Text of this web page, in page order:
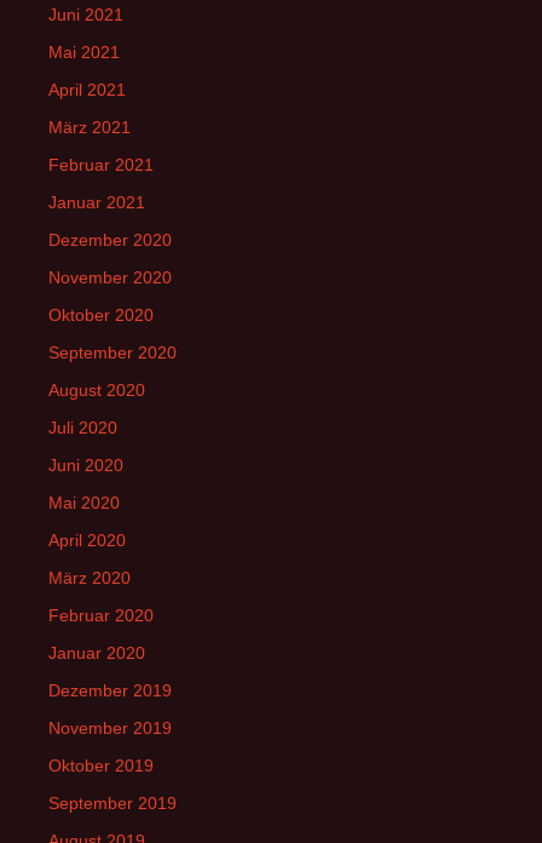
Juni 2021
Mai 2021
April 2021
März 2021
Februar 2021
Januar 2021
Dezember 2020
November 2020
Oktober 2020
September 2020
August 2020
Juli 2020
Juni 2020
Mai 2020
April 2020
März 2020
Februar 2020
Januar 2020
Dezember 2019
November 2019
Oktober 2019
September 2019